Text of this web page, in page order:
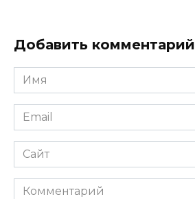
Добавить комментарий
Имя
Email
Сайт
Комментарий